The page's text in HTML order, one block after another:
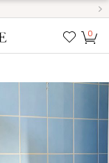
我的
0